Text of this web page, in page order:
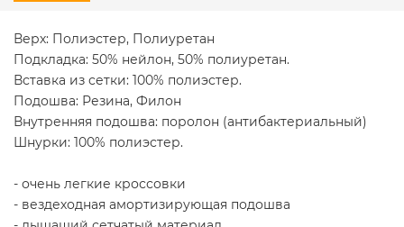
Верх: Полиэстер, Полиуретан
Подкладка: 50% нейлон, 50% полиуретан.
Вставка из сетки: 100% полиэстер.
Подошва: Резина, Филон
Внутренняя подошва: поролон (антибактериальный)
Шнурки: 100% полиэстер.
- очень легкие кроссовки
- вездеходная амортизирующая подошва